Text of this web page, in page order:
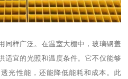
同样广泛。在温室大棚中，玻璃钢盖
适宜的光照和温度条件。它不仅能够
光性能，还能降低能耗和成本。此